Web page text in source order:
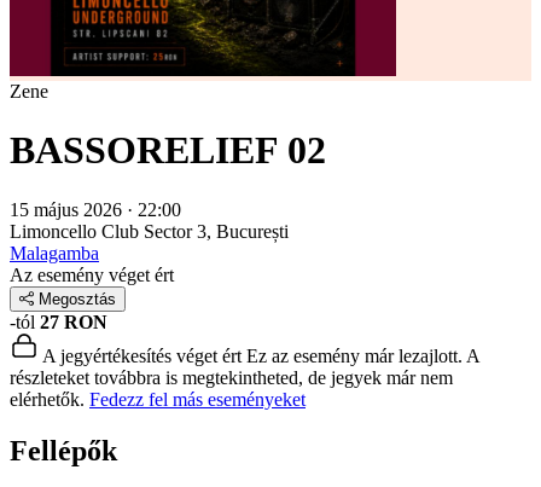
Zene
BASSORELIEF 02
15 május 2026 · 22:00
Limoncello Club Sector 3, București
Malagamba
Az esemény véget ért
Megosztás
-tól 27 RON
A jegyértékesítés véget ért Ez az esemény már lezajlott. A
részleteket továbbra is megtekintheted, de jegyek már nem
elérhetők. Fedezz fel más eseményeket
Fellépők